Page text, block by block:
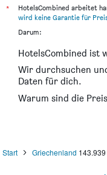
*
HotelsCombined arbeitet
wird keine Garantie für
Darum:
HotelsCombined ist
Wir durchsuchen
Daten für dich.
Warum sind die
Start Griechenland 143.939